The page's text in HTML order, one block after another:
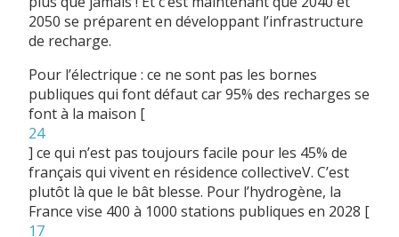
2050 se préparent en développant l’infrastructure
de recharge.
Pour l’électrique : ce ne sont pas les bornes
publiques qui font défaut car 95% des recharges se
font à la maison [
24
] ce qui n’est pas toujours facile pour les 45% de
français qui vivent en résidence collectiveV. C’est
plutôt là que le bât blesse. Pour l’hydrogène, la
France vise 400 à 1000 stations publiques en 2028 [
17